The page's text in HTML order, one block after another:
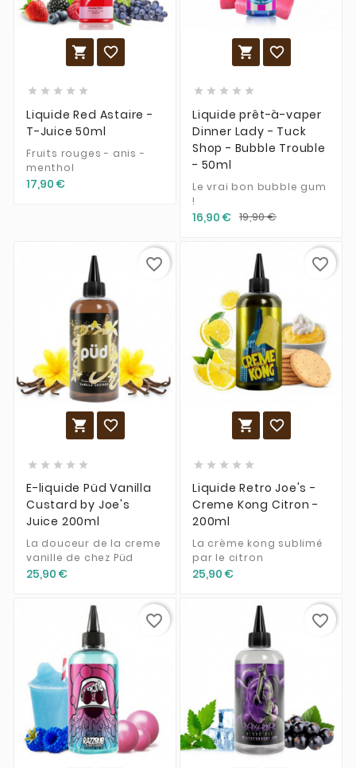
 
    
Liquide Red Astaire -
T-Juice 50ml
Fruits rouges - anis -
menthol
17,90 €
 
    
Liquide prêt-à-vaper
Dinner Lady - Tuck
Shop - Bubble Trouble
- 50ml
Le vrai bon bubble gum
!
16,90 € 19,90 €
 
    
E-liquide Püd Vanilla
Custard by Joe's
Juice 200ml
La douceur de la creme
vanille de chez Püd
25,90 €
favorite_border
 
    
Liquide Retro Joe's -
Creme Kong Citron -
200ml
La crème kong sublimé
par le citron
25,90 €
favorite_border
favorite_border favorite_border